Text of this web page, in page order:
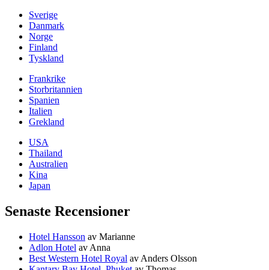
Sverige
Danmark
Norge
Finland
Tyskland
Frankrike
Storbritannien
Spanien
Italien
Grekland
USA
Thailand
Australien
Kina
Japan
Senaste Recensioner
Hotel Hansson av Marianne
Adlon Hotel av Anna
Best Western Hotel Royal av Anders Olsson